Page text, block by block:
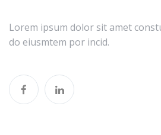
Lorem ipsum dolor sit amet
do eiusmtem por incid.